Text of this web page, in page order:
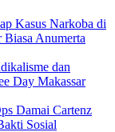
Kasus Narkoba di
Anumerta
dan
Day Makassar
Damai Cartenz
Sosial